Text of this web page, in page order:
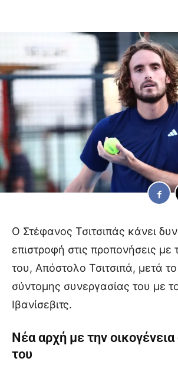
Ο Στέφανος Τσιτσιπάς κάνει
επιστροφή στις προπονήσεις με
του, Απόστολο Τσιτσιπά, μετά
σύντομης συνεργασίας του με
Ιβανίσεβιτς.
Νέα αρχή με την
του